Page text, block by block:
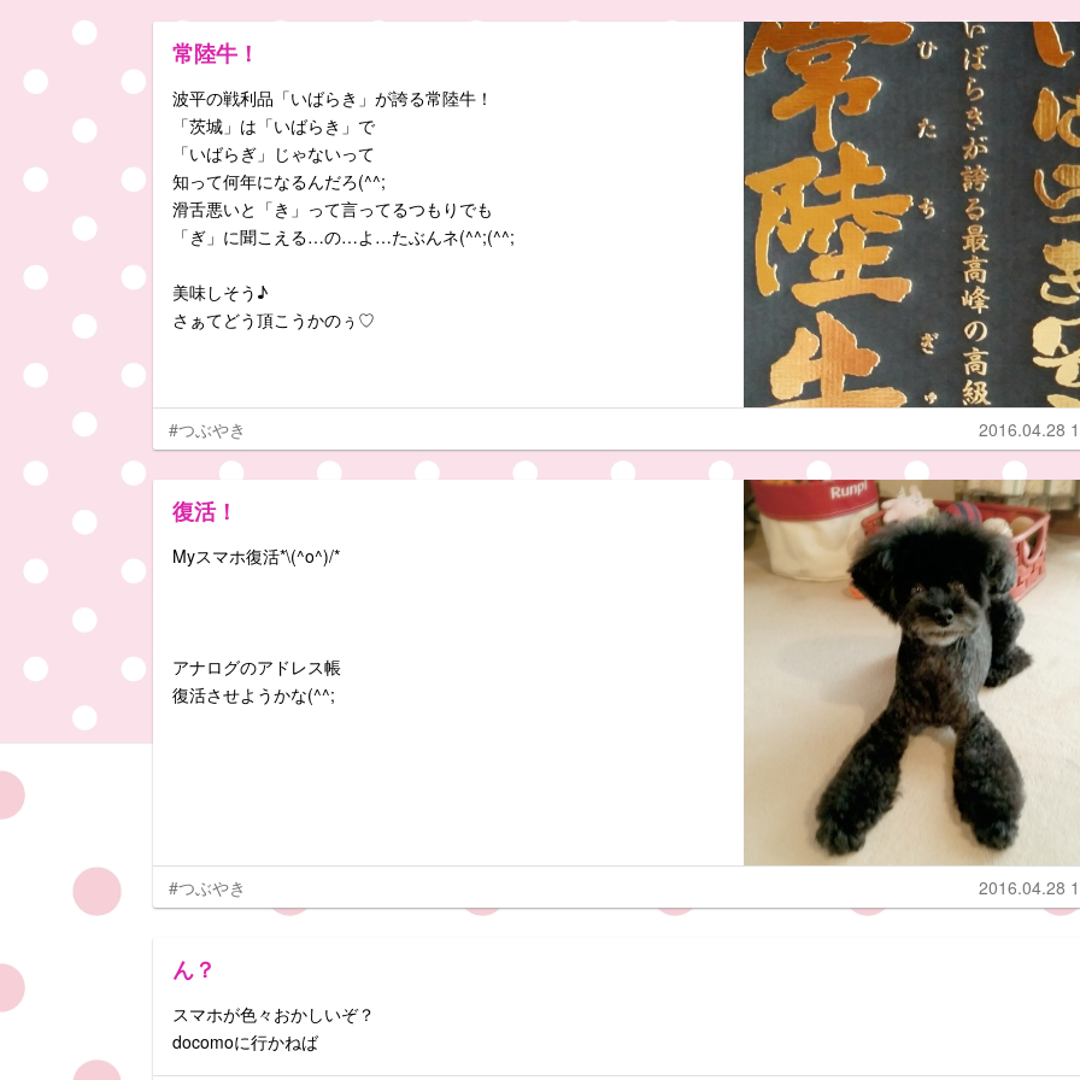
常陸牛！
波平の戦利品「いばらき」が誇る常陸牛！
「茨城」は「いばらき」で
「いばらぎ」じゃないって
知って何年になるんだろ(^^;
滑舌悪いと「き」って言ってるつもりでも
「ぎ」に聞こえる…の…よ…たぶんネ(^^;(^^;
美味しそう♪
さぁてどう頂こうかのぅ♡
#つぶやき 2016.04.28
復活！
Myスマホ復活*\(^o^)/*
アナログのアドレス帳
復活させようかな(^^;
#つぶやき 2016.04.28
ん？
スマホが色々おかしいぞ？
docomoに行かねば